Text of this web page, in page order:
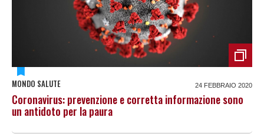
MONDO SALUTE 24 FEBBRAIO 2020
Coronavirus: prevenzione e corretta informazione sono
un antidoto per la paura